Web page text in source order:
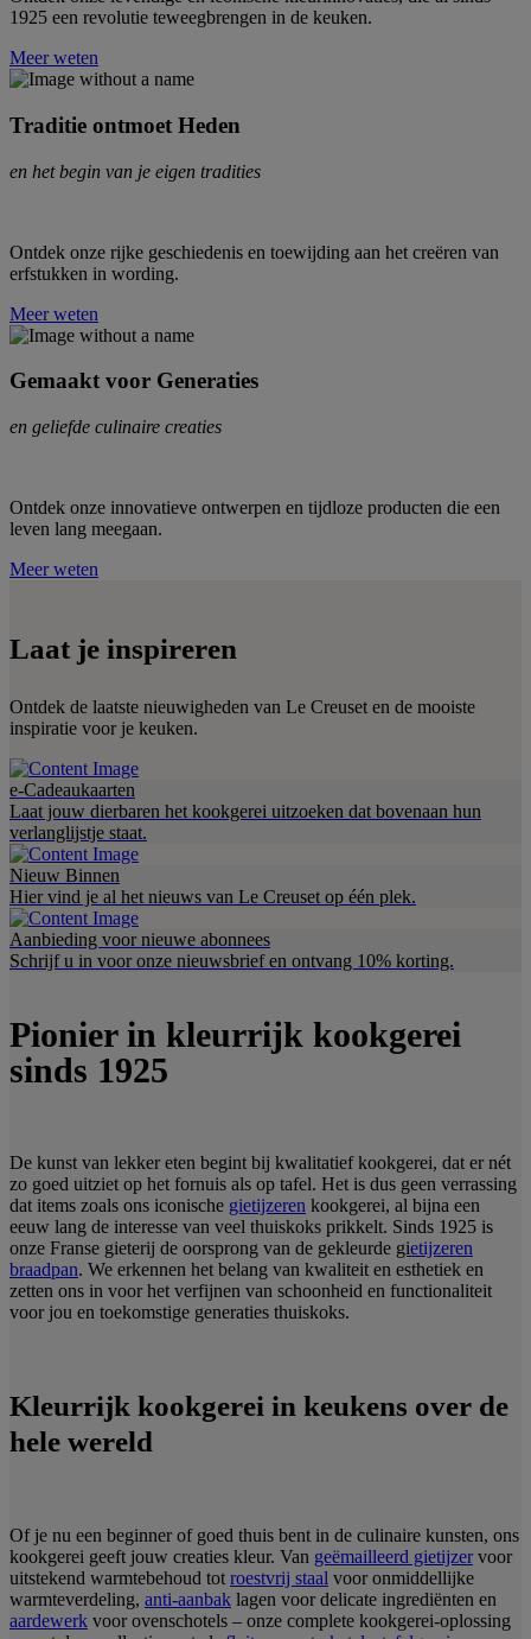
1925 een revolutie teweegbrengen in de keuken.
Meer weten
Traditie ontmoet Heden
en het begin van je eigen tradities
Ontdek onze rijke geschiedenis en toewijding aan het creëren van
erfstukken in wording.
Meer weten
Gemaakt voor Generaties
en geliefde culinaire creaties
Ontdek onze innovatieve ontwerpen en tijdloze producten die een
leven lang meegaan.
Meer weten
Laat je inspireren
Ontdek de laatste nieuwigheden van Le Creuset en de mooiste
inspiratie voor je keuken.
e-Cadeaukaarten
Laat jouw dierbaren het kookgerei uitzoeken dat bovenaan hun
verlanglijstje staat.
Nieuw Binnen
Hier vind je al het nieuws van Le Creuset op één plek.
Aanbieding voor nieuwe abonnees
Schrijf u in voor onze nieuwsbrief en ontvang 10% korting.
Pionier in kleurrijk kookgerei
sinds 1925
De kunst van lekker eten begint bij kwalitatief kookgerei, dat er nét
zo goed uitziet op het fornuis als op tafel. Het is dus geen verrassing
dat items zoals ons iconische gietijzeren kookgerei, al bijna een
eeuw lang de interesse van veel thuiskoks prikkelt. Sinds 1925 is
onze Franse gieterij de oorsprong van de gekleurde gietijzeren
braadpan. We erkennen het belang van kwaliteit en esthetiek en
zetten ons in voor het verfijnen van schoonheid en functionaliteit
voor jou en toekomstige generaties thuiskoks.
Kleurrijk kookgerei in keukens over de
hele wereld
Of je nu een beginner of goed thuis bent in de culinaire kunsten, ons
kookgerei geeft jouw creaties kleur. Van geëmailleerd gietijzer voor
uitstekend warmtebehoud tot roestvrij staal voor onmiddellijke
warmteverdeling, anti-aanbak lagen voor delicate ingrediënten en
aardewerk voor ovenschotels – onze complete kookgerei-oplossing